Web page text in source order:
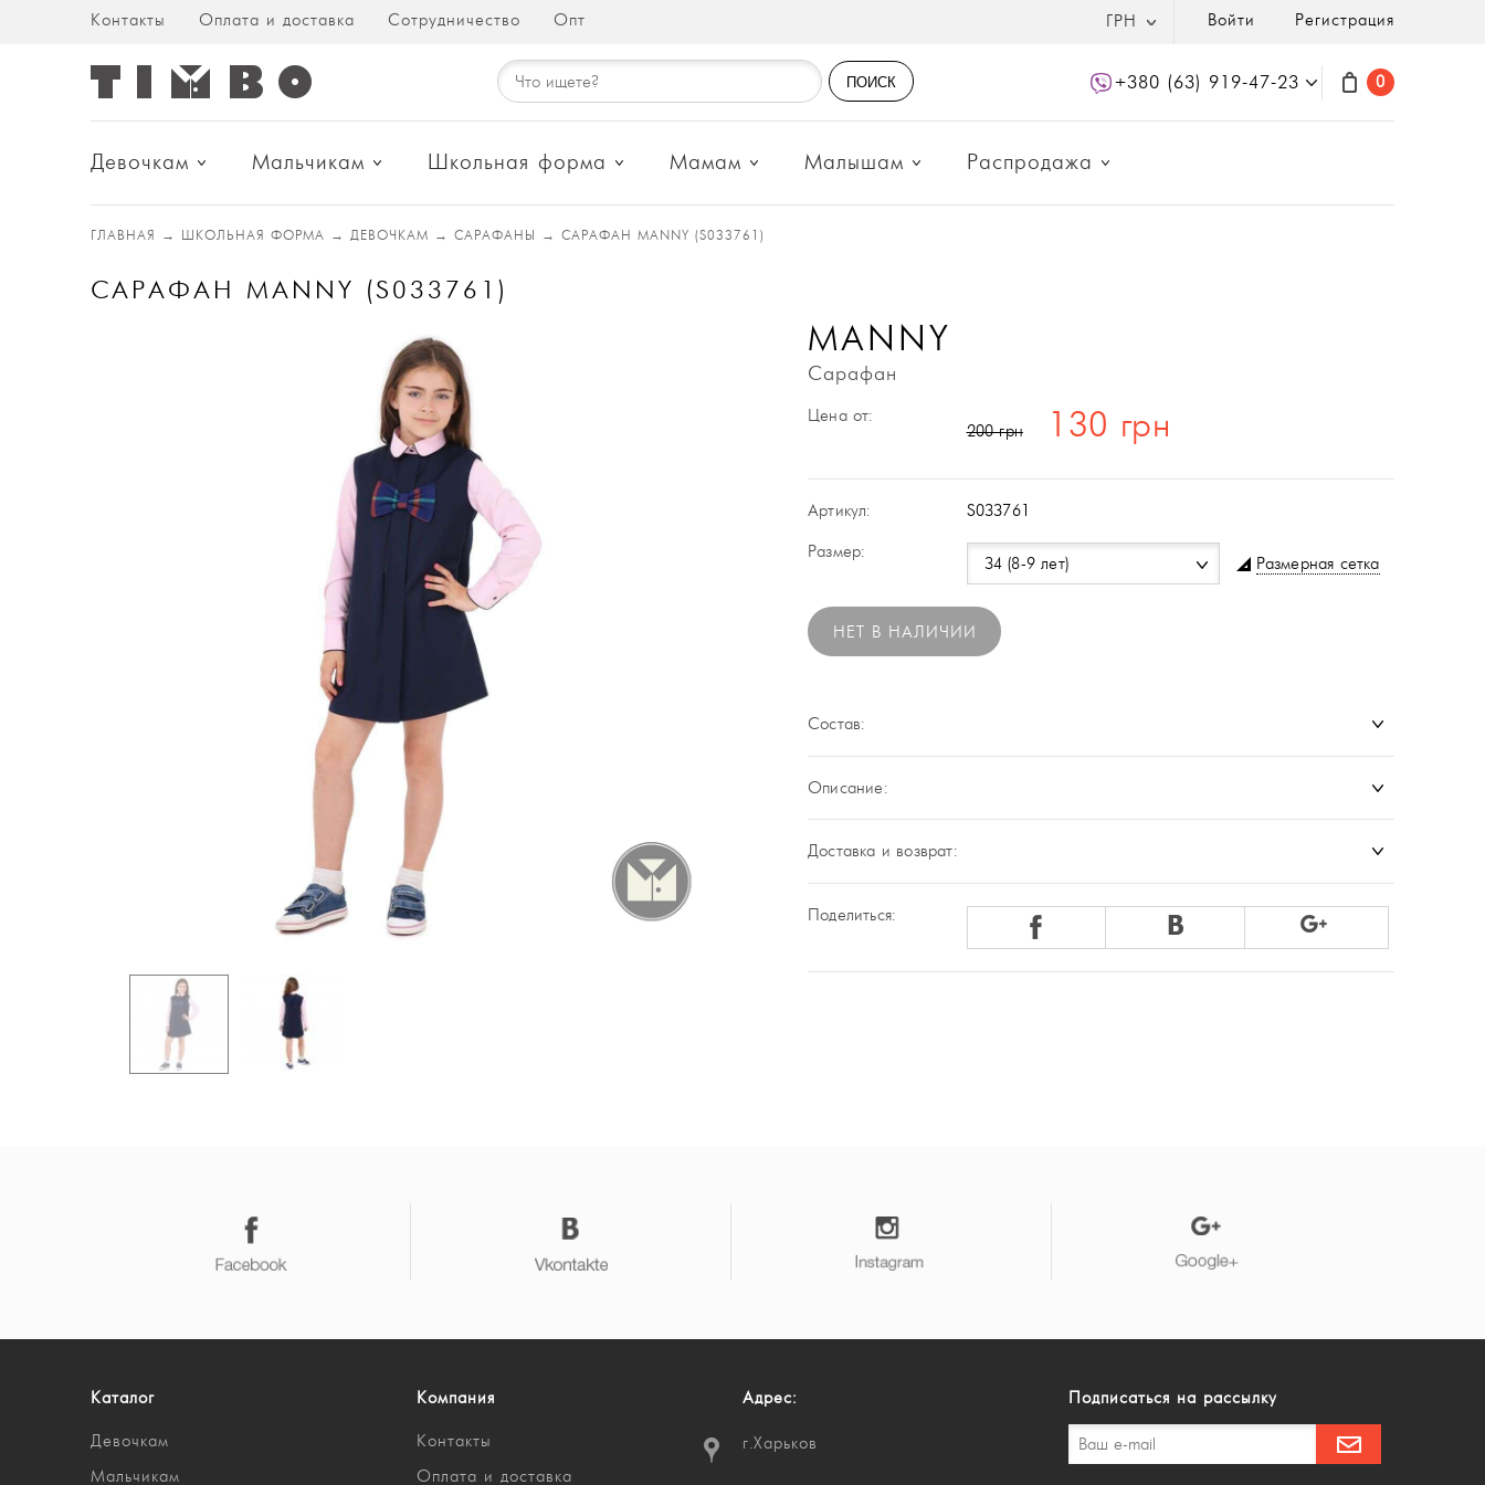
Контакты Оплата и доставка Сотрудничество Опт ГРН Войти Регистрация
+380 (63) 919-47-23 0
ПОИСК
Девочкам Мальчикам Школьная форма Мамам Малышам Распродажа
ГЛАВНАЯ → ШКОЛЬНАЯ ФОРМА → ДЕВОЧКАМ → САРАФАНЫ → САРАФАН MANNY (S033761)
САРАФАН MANNY (S033761)
MANNY
Сарафан
Цена от:
200 грн
130 грн
Артикул: S033761
Размер:
34 (8-9 лет) Размерная сетка
НЕТ В НАЛИЧИИ
Состав:
Описание:
Доставка и возврат:
Поделиться:
Каталог
Девочкам
Мальчикам
Компания
Контакты
Оплата и доставка
Адрес:
г.Харьков
Подписаться на рассылку